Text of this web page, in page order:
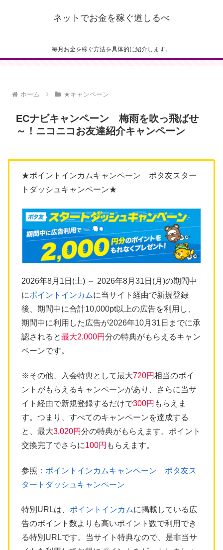
ネットでお金を稼ぐ道しるべ
毎月お金を稼ぐ方法を具体的に紹介します。
ホーム ★キャンペーン
ECナビキャンペーン 梅雨を吹っ飛ばせ
～！ニコニコお友達紹介キャンペーン
★ポイントインカムキャンペーン ポタ友スター
トダッシュキャンペーン★
2026年8月1日(土) ～ 2026年8月31日(月)の期間中
にポイントインカムに当サイト経由で新規登録
後、期間中に合計10,000pt以上の広告を利用し、
期間中に利用した広告が2026年10月31日までに承
認されると最大2,000円分の特典がもらえるキャン
ペーンです。
※その他、入会特典として最大720円相当のポイ
ントがもらえるキャンペーンがあり、さらに当サ
イト経由で新規登録するだけで300円 もらえま
す。つまり、すべてのキャンペーンを達成する
と、最大3,020円分の特典がもらえます。ポイント
交換完了でさらに100円 もらえます。
参照： ポイントインカムキャンペーン ポタ友ス
タートダッシュキャンペーン
特別URLは、 ポイントインカムに掲載している広
告のポイント数よりも高いポイント数で利用でき
る特別URLです。当サイト特典なので、是非当サ